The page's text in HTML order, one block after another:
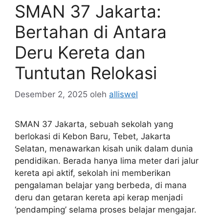
SMAN 37 Jakarta:
Bertahan di Antara
Deru Kereta dan
Tuntutan Relokasi
Desember 2, 2025 oleh alliswel
SMAN 37 Jakarta, sebuah sekolah yang
berlokasi di Kebon Baru, Tebet, Jakarta
Selatan, menawarkan kisah unik dalam dunia
pendidikan. Berada hanya lima meter dari jalur
kereta api aktif, sekolah ini memberikan
pengalaman belajar yang berbeda, di mana
deru dan getaran kereta api kerap menjadi
‘pendamping’ selama proses belajar mengajar.